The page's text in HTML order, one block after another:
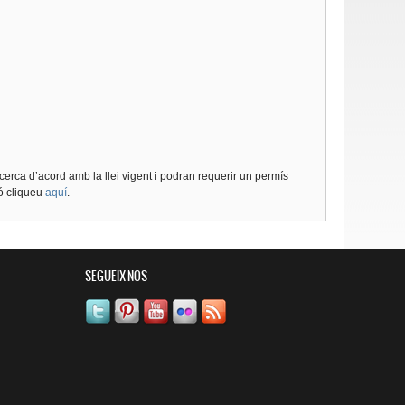
d’acord amb la llei vigent i podran requerir un permís
cliqueu aquí.
SEGUEIX-NOS